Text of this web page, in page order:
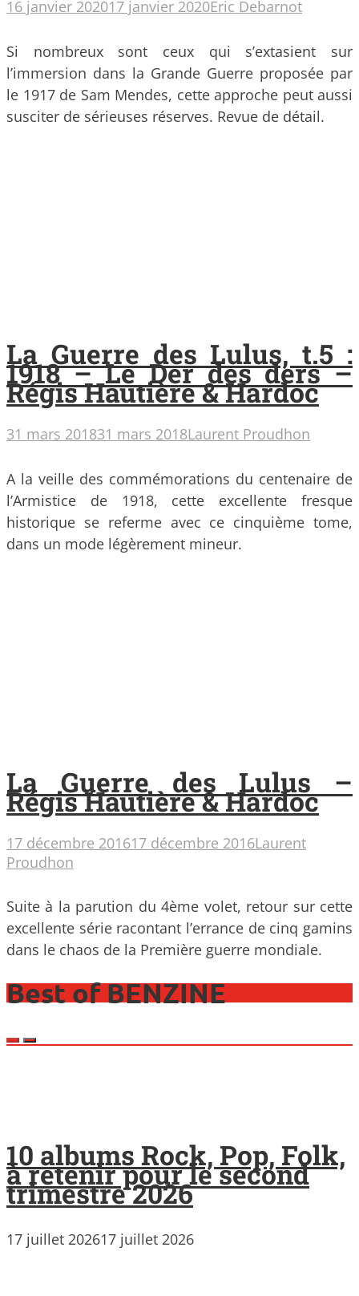
16 janvier 202017 janvier 2020Eric Debarnot
Si nombreux sont ceux qui s’extasient sur
l’immersion dans la Grande Guerre proposée par
le 1917 de Sam Mendes, cette approche peut aussi
susciter de sérieuses réserves. Revue de détail.
La Guerre des Lulus, t.5 :
1918 – Le Der des ders –
Régis Hautière & Hardoc
31 mars 201831 mars 2018Laurent Proudhon
A la veille des commémorations du centenaire de
l’Armistice de 1918, cette excellente fresque
historique se referme avec ce cinquième tome,
dans un mode légèrement mineur.
La Guerre des Lulus –
Régis Hautière & Hardoc
17 décembre 201617 décembre 2016Laurent
Proudhon
Suite à la parution du 4ème volet, retour sur cette
excellente série racontant l’errance de cinq gamins
dans le chaos de la Première guerre mondiale.
Best of BENZINE
10 albums Rock, Pop, Folk,
à retenir pour le second
trimestre 2026
17 juillet 202617 juillet 2026